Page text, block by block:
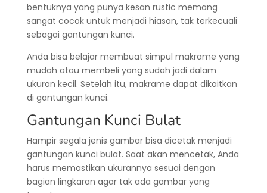
bentuknya yang punya kesan rustic memang
sangat cocok untuk menjadi hiasan, tak terkecuali
sebagai gantungan kunci.
Anda bisa belajar membuat simpul makrame yang
mudah atau membeli yang sudah jadi dalam
ukuran kecil. Setelah itu, makrame dapat dikaitkan
di gantungan kunci.
Gantungan Kunci Bulat
Hampir segala jenis gambar bisa dicetak menjadi
gantungan kunci bulat. Saat akan mencetak, Anda
harus memastikan ukurannya sesuai dengan
bagian lingkaran agar tak ada gambar yang